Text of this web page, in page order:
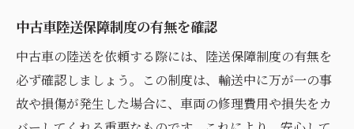
中古車陸送保障制度の有無を確認
中古車の陸送を依頼する際には、陸送保障制度の有無を
必ず確認しましょう。この制度は、輸送中に万が一の事
故や損傷が発生した場合に、車両の修理費用や損失をカ